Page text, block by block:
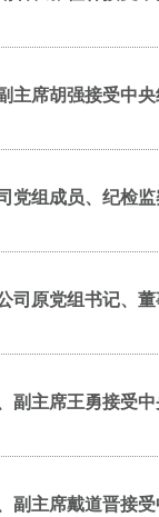
主席胡强接受中
党组成员、纪检
司原党组书记、
副主席王勇接受
副主席戴道晋接